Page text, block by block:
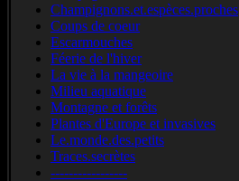
Champignons.et.espèces.proches
Coups de coeur
Escarmouches
Féerie de l'hiver
La vie à la mangeoire
Milieu aquatique
Montagne et forêts
Plantes d'Europe et invasives
Le.monde.des.petits
Traces.secrètes
-----------------